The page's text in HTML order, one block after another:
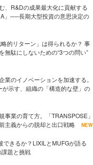
、R&Dの成果最大化に貢献する
A」──長期大型投資の意思決定の
的リターン」は得られるか？ 事
無駄にしないための“3つの問い”
業のイノベーションを加速する。
が示す、組織の「構造的な壁」の
事業の育て方。「TRANSPOSE」
主義からの脱却と出口戦略
NEW
できるか？LIXILとMUFGが語る
課題と挑戦